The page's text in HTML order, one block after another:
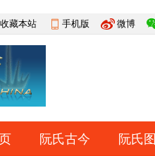
收藏本站 手机版 微博
快捷导航
阮氏古今 阮氏